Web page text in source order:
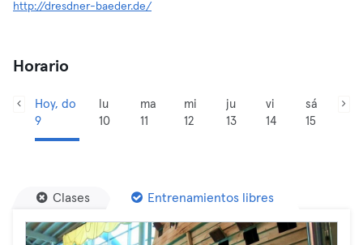
http://dresdner-baeder.de/
Horario
Hoy, do
9
lu
10
ma
11
mi
12
ju
13
vi
14
sá
15
Clases Entrenamientos libres